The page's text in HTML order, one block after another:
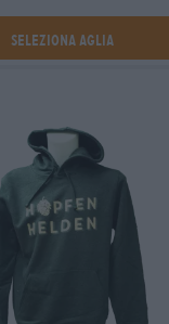
Seleziona Aglia